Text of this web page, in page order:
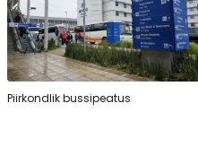
Piirkondlik bussipeatus